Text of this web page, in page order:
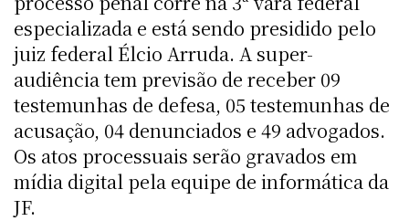
especializada e está sendo presidido pelo
juiz federal Élcio Arruda. A super-
audiência tem previsão de receber 09
testemunhas de defesa, 05 testemunhas de
acusação, 04 denunciados e 49 advogados.
Os atos processuais serão gravados em
mídia digital pela equipe de informática da
JF.